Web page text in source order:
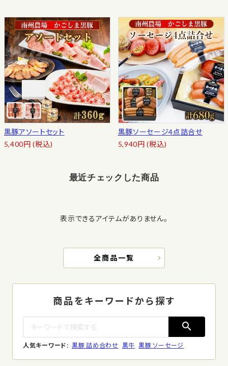
黒豚アソートセット
5,400円(税込)
黒豚ソーセージ4点詰合せ
5,940円(税込)
最近チェックした商品
表示できるアイテムがありません。
全商品一覧
商品をキーワードから探す
search
人気キーワード: 黒豚 詰め合わせ 黒牛 黒豚 ソーセージ